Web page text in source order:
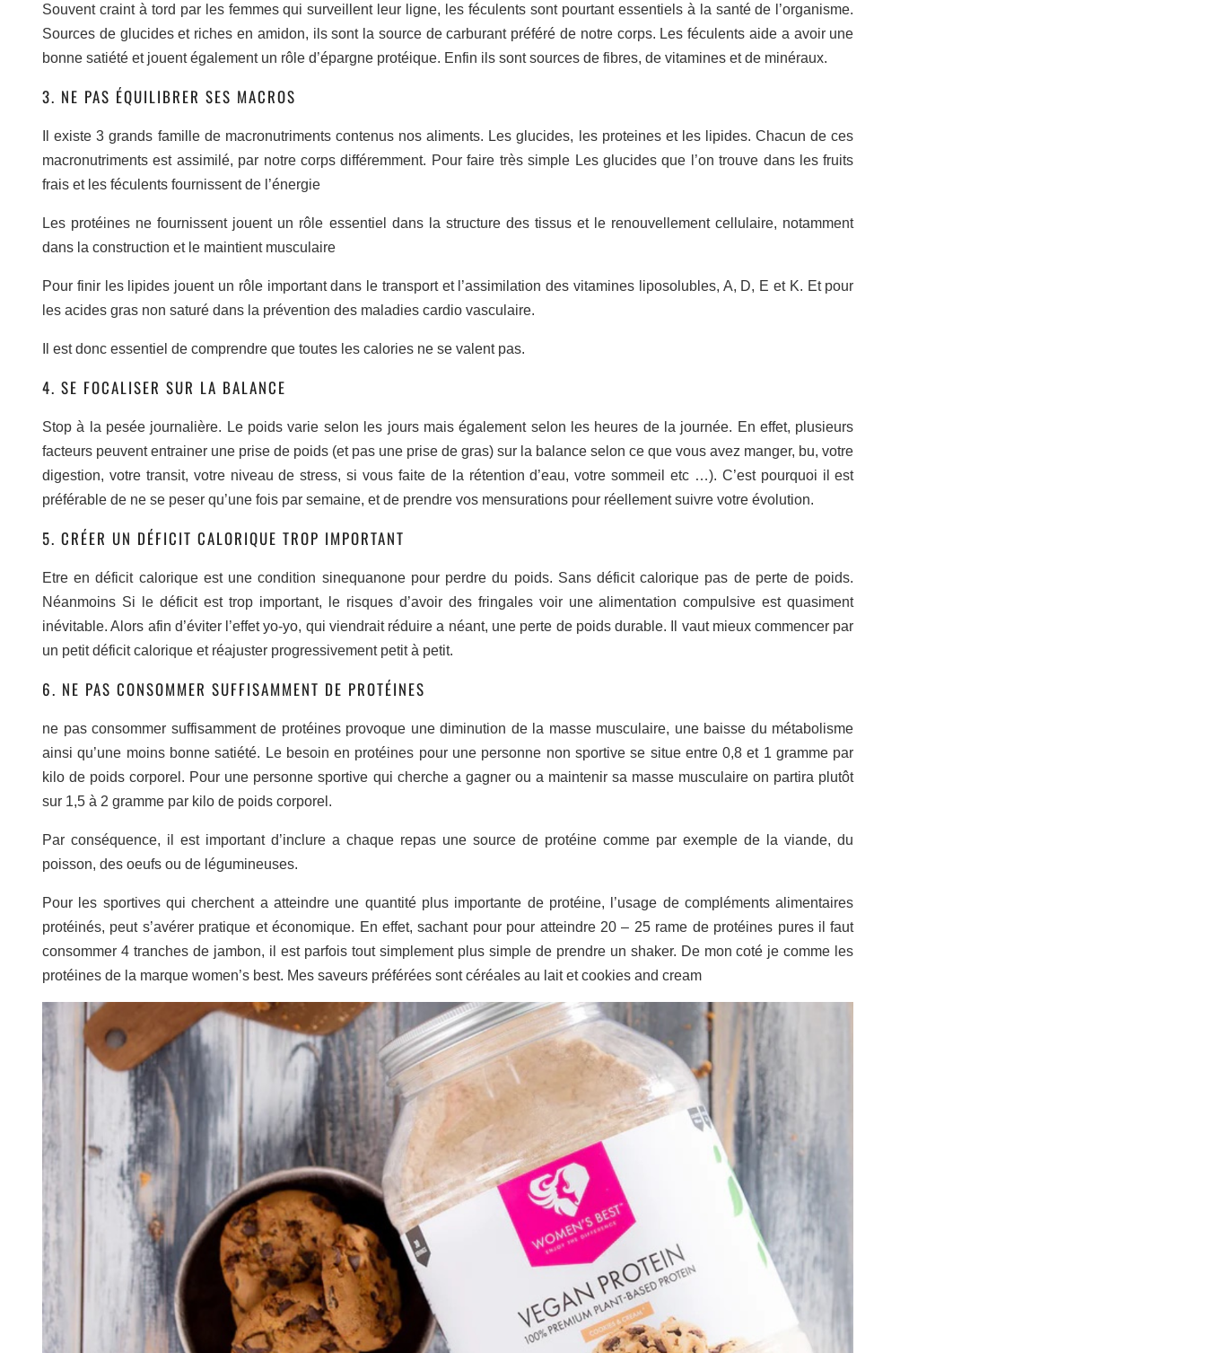
Souvent craint à tord par les femmes qui surveillent leur ligne, les féculents sont pourtant essentiels à la santé de l’organisme.
Sources de glucides et riches en amidon, ils sont la source de carburant préféré de notre corps. Les féculents aide a avoir une
bonne satiété et jouent également un rôle d’épargne protéique. Enfin ils sont sources de fibres, de vitamines et de minéraux.
3. NE PAS ÉQUILIBRER SES MACROS
Il existe 3 grands famille de macronutriments contenus nos aliments. Les glucides, les proteines et les lipides. Chacun de ces
macronutriments est assimilé, par notre corps différemment. Pour faire très simple Les glucides que l’on trouve dans les fruits
frais et les féculents fournissent de l’énergie
Les protéines ne fournissent jouent un rôle essentiel dans la structure des tissus et le renouvellement cellulaire, notamment
dans la construction et le maintient musculaire
Pour finir les lipides jouent un rôle important dans le transport et l’assimilation des vitamines liposolubles, A, D, E et K. Et pour
les acides gras non saturé dans la prévention des maladies cardio vasculaire.
Il est donc essentiel de comprendre que toutes les calories ne se valent pas.
4. SE FOCALISER SUR LA BALANCE
Stop à la pesée journalière. Le poids varie selon les jours mais également selon les heures de la journée. En effet, plusieurs
facteurs peuvent entrainer une prise de poids (et pas une prise de gras) sur la balance selon ce que vous avez manger, bu, votre
digestion, votre transit, votre niveau de stress, si vous faite de la rétention d’eau, votre sommeil etc …). C’est pourquoi il est
préférable de ne se peser qu’une fois par semaine, et de prendre vos mensurations pour réellement suivre votre évolution.
5. CRÉER UN DÉFICIT CALORIQUE TROP IMPORTANT
Etre en déficit calorique est une condition sinequanone pour perdre du poids. Sans déficit calorique pas de perte de poids.
Néanmoins Si le déficit est trop important, le risques d’avoir des fringales voir une alimentation compulsive est quasiment
inévitable. Alors afin d’éviter l’effet yo-yo, qui viendrait réduire a néant, une perte de poids durable. Il vaut mieux commencer par
un petit déficit calorique et réajuster progressivement petit à petit.
6. NE PAS CONSOMMER SUFFISAMMENT DE PROTÉINES
ne pas consommer suffisamment de protéines provoque une diminution de la masse musculaire, une baisse du métabolisme
ainsi qu’une moins bonne satiété. Le besoin en protéines pour une personne non sportive se situe entre 0,8 et 1 gramme par
kilo de poids corporel. Pour une personne sportive qui cherche a gagner ou a maintenir sa masse musculaire on partira plutôt
sur 1,5 à 2 gramme par kilo de poids corporel.
Par conséquence, il est important d’inclure a chaque repas une source de protéine comme par exemple de la viande, du
poisson, des oeufs ou de légumineuses.
Pour les sportives qui cherchent a atteindre une quantité plus importante de protéine, l’usage de compléments alimentaires
protéinés, peut s’avérer pratique et économique. En effet, sachant pour pour atteindre 20 – 25 rame de protéines pures il faut
consommer 4 tranches de jambon, il est parfois tout simplement plus simple de prendre un shaker. De mon coté je comme les
protéines de la marque women’s best. Mes saveurs préférées sont céréales au lait et cookies and cream